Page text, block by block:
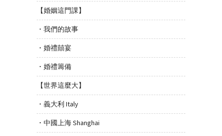
【婚姻這門課】
・我們的故事
・婚禮囍宴
・婚禮籌備
【世界這麼大】
・義大利 Italy
・中國上海 Shanghai